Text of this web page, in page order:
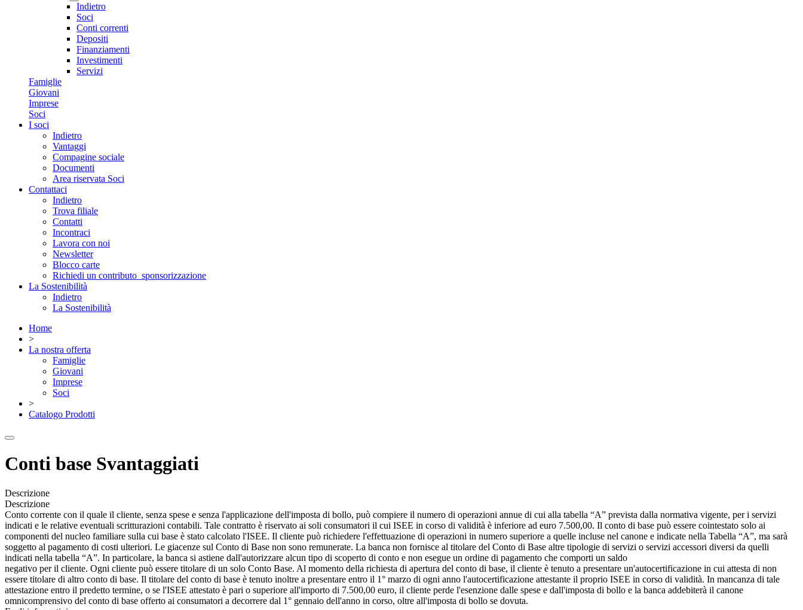
Indietro
Soci
Conti correnti
Depositi
Finanziamenti
Investimenti
Servizi
Famiglie
Giovani
Imprese
Soci
I soci
Indietro
Vantaggi
Compagine sociale
Documenti
Area riservata Soci
Contattaci
Indietro
Trova filiale
Contatti
Incontraci
Lavora con noi
Newsletter
Blocco carte
Richiedi un contributo_sponsorizzazione
La Sostenibilità
Indietro
La Sostenibilità
Home
>
La nostra offerta
Famiglie
Giovani
Imprese
Soci
>
Catalogo Prodotti
Conti base Svantaggiati
Descrizione
Descrizione
Conto corrente con il quale il cliente, senza spese e senza l'applicazione dell'imposta di bollo, può compiere il numero di operazioni annue di cui alla tabella “A” prevista dalla normativa vigente, per i servizi
indicati e le relative eventuali scritturazioni contabili. Tale contratto è riservato ai soli consumatori il cui ISEE in corso di validità è inferiore ad euro 7.500,00. Il conto di base può essere cointestato solo ai
componenti del nucleo familiare sulla cui base è stato calcolato l'ISEE. Il cliente può richiedere l'effettuazione di operazioni in numero superiore a quelle incluse nel canone e indicate nella Tabella “A”, ma sarà
soggetto al pagamento di costi ulteriori. Le giacenze sul Conto di Base non sono remunerate. La banca non fornisce al titolare del Conto di Base altre tipologie di servizi o servizi accessori diversi da quelli
indicati nella tabella “A”. In particolare, la banca si astiene dall'autorizzare alcun tipo di scoperto di conto e non esegue un ordine di pagamento che comporti un saldo
negativo per il cliente. Ogni cliente può essere titolare di un solo Conto Base. Al momento della richiesta di apertura del conto di base, il cliente è tenuto a presentare un'autocertificazione in cui attesta di non
essere titolare di altro conto di base. Il titolare del conto di base è tenuto inoltre a presentare entro il 1° marzo di ogni anno l'autocertificazione attestante il proprio ISEE in corso di validità. In mancanza di tale
attestazione entro il predetto termine, o se l'ISEE attestato è pari o superiore all'importo di 7.500,00 euro, il cliente perde l'esenzione dalle spese e dall'imposta di bollo e la banca addebiterà il canone
omnicomprensivo del conto di base offerto ai consumatori a decorrere dal 1° gennaio dell'anno in corso, oltre all'imposta di bollo se dovuta.